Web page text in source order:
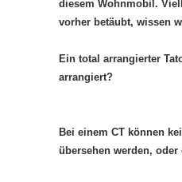
diesem Wohnmobil.
vorher betäubt, wissen
Ein total arrangierter
arrangiert?
Bei einem CT können
übersehen werden, oder